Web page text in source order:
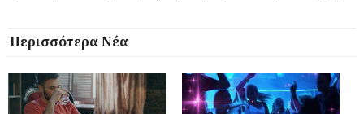
Περισσότερα Νέα